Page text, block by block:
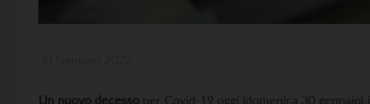
Un nuovo decesso per Covid-19 oggi (domenica 30